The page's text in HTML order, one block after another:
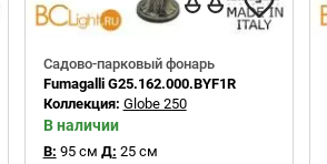
Садово-парковый фонарь
Fumagalli G25.162.000.BYF1R
Коллекция: Globe 250
В наличии
В: 95 см Д: 25 см